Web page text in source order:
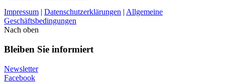
Impressum | Datenschutzerklärungen | Allgemeine
Geschäftsbedingungen
Nach oben
Bleiben Sie informiert
Newsletter
Facebook